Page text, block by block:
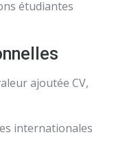
étudiantes
ajoutée CV,
internationales